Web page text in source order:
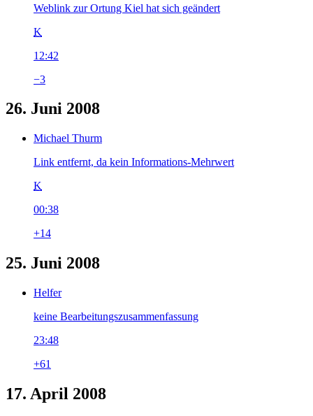
Weblink zur Ortung Kiel hat sich geändert
K
12:42
−3
26. Juni 2008
Michael Thurm
Link entfernt, da kein Informations-Mehrwert
K
00:38
+14
25. Juni 2008
Helfer
keine Bearbeitungszusammenfassung
23:48
+61
17. April 2008